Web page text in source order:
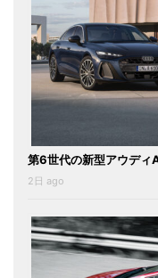
第6世代の新型アウデ
2日 ago